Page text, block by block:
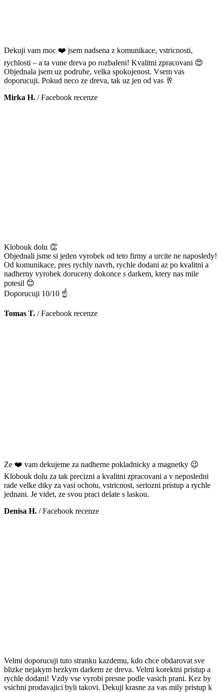
Dekuji vam moc ❤️ jsem nadsena z komunikace, vstricnosti,
rychlosti – a ta vune dreva po rozbaleni! Kvalitni zpracovani 😍
Objednala jsem uz podruhe, velka spokojenost. Vsem vas
doporucuji. Pokud neco ze dreva, tak uz jen od vas 🥂
Mirka H. /Facebook recenze
Klobouk dolu 👏
Objednali jsme si jeden vyrobek od teto firmy a urcite ne naposledy!
Od komunikace, pres rychly navrh, rychle dodani az po kvalitni a
nadherny vyrobek doruceny dokonce s darkem, ktery nas mile
potesil 😊
Doporucuji 10/10 ☝️
Tomas T. /Facebook recenze
Ze ❤️ vam dekujeme za nadherne pokladnicky a magnetky 😉
Klobouk dolu za tak precizni a kvalitni zpracovani a v neposledni
rade velke diky za vasi ochotu, vstricnost, seriozni pristup a rychle
jednani. Je videt, ze svou praci delate s laskou.
Denisa H. /Facebook recenze
Velmi doporucuji tuto stranku kazdemu, kdo chce obdarovat sve
blizke nejakym hezkym darkem ze dreva. Velmi korektni pristup a
rychle dodani! Vzdy vse vyrobi presne podle vasich prani. Kez by
vsichni prodavajici byli takovi. Dekuji krasne za vas mily pristup k